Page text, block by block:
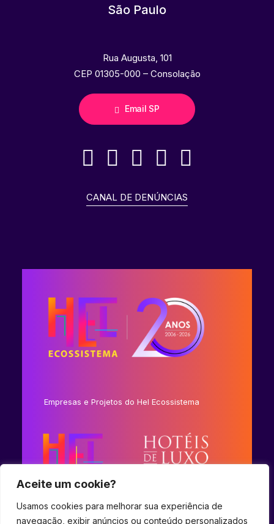
Aceite um cookie?
Usamos cookies para melhorar sua experiência de
navegação, exibir anúncios ou conteúdo personalizados
São Paulo
Rua Augusta, 101
CEP 01305-000 – Consolação
Email SP
CANAL DE DENÚNCIAS
Empresas e Projetos do Hel Ecossistema